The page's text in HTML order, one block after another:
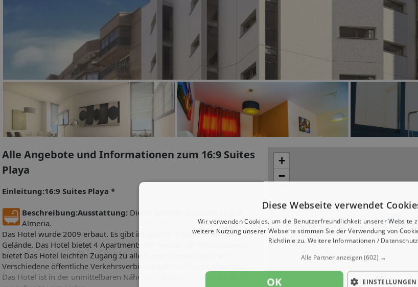
Alle Angebote und Informationen zum 16:9 Suites
Playa
Einleitung:16:9 Suites Playa *
Beschreibung:Ausstattung: Dieses beliebte Anwesen liegt in
Almeria.
Das Hotel wurde 2009 erbaut. Es gibt insgesamt 4 Zimmer auf dem
Gelände. Das Hotel bietet 4 Apartments. Im Herzen der Stadt gelegen,
bietet Das Hotel leichten Zugang zu allem, was sie zu bieten hat.
Verschiedene öffentliche Verkehrsverbindungen sind leicht erreichbar.
Das Hotel ist in der unmittelbaren Nähe des Strandes. Das Gebäude ist
+
−
Diese Webseite verwendet
Wir verwenden Cookies, um die Benutzerfreundlichkeit unserer Website
weitere Nutzung unserer Webseite stimmen Sie der Verwendung von
Richtlinie zu. Weitere Informationen / Datenschutz
Alle Partner anzeigen(602) →
OK